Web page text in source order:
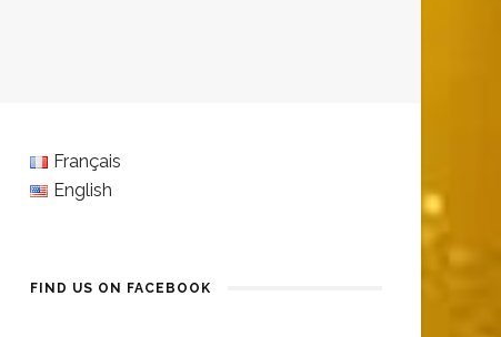
Français
English
FIND US ON FACEBOOK